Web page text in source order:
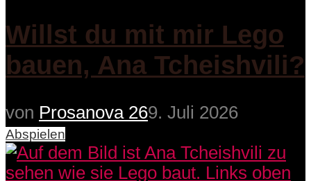
Willst du mit mir Lego
bauen, Ana Tcheishvili?
von Prosanova 269. Juli 2026
Abspielen